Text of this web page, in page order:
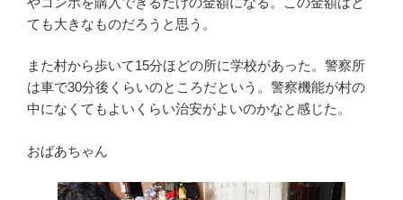
ても大きなものだろうと思う。
また村から歩いて15分ほどの所に学校があった。警察所
は車で30分後くらいのところだという。警察機能が村の
中になくてもよいくらい治安がよいのかなと感じた。
おばあちゃん